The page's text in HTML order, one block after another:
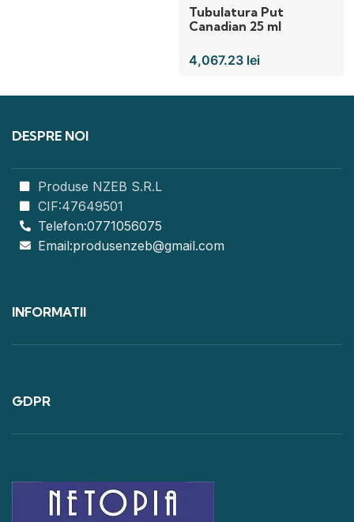
Tubulatura Put
Canadian 25 ml
4,067.23 lei
DESPRE NOI
Produse NZEB S.R.L
CIF:47649501
Telefon:0771056075
Email:produsenzeb@gmail.com
INFORMATII
GDPR